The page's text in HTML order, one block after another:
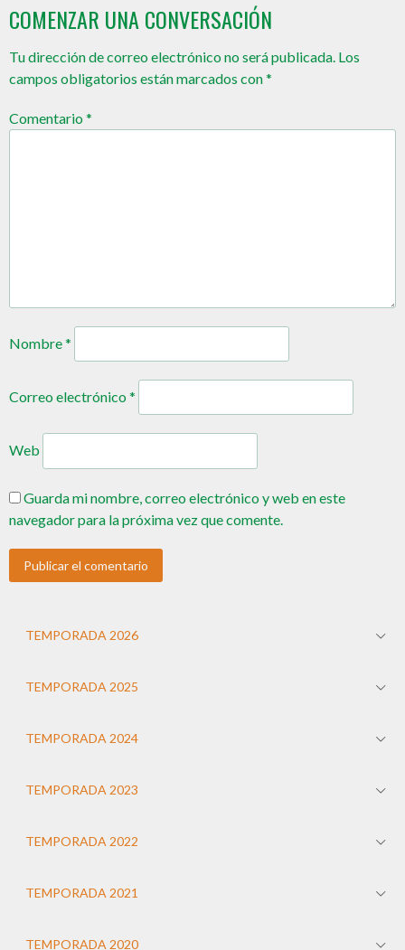
COMENZAR UNA CONVERSACIÓN
Tu dirección de correo electrónico no será publicada. Los
campos obligatorios están marcados con*
Comentario*
Nombre*
Correo electrónico*
Web
Guarda mi nombre, correo electrónico y web en este
navegador para la próxima vez que comente.
TEMPORADA 2026
TEMPORADA 2025
TEMPORADA 2024
TEMPORADA 2023
TEMPORADA 2022
TEMPORADA 2021
TEMPORADA 2020